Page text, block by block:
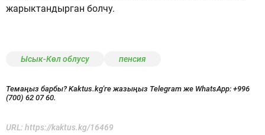
жарыктандырган болчу.
Ысык-Көл облусу пенсия
Темаңыз барбы? Kaktus.kg'ге жазыңыз Telegram же WhatsApp: +996
(700) 62 07 60.
URL: https://kaktus.kg/16469